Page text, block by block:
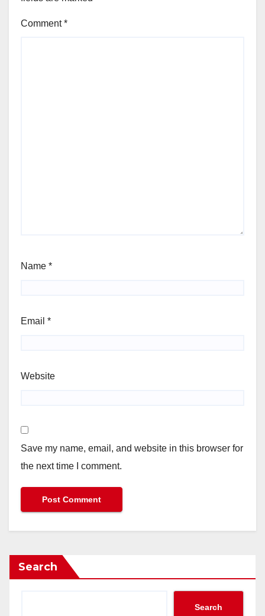
Comment*
Name *
Email *
Website
Save my name, email, and website in this browser for
the next time I comment.
Search
Search